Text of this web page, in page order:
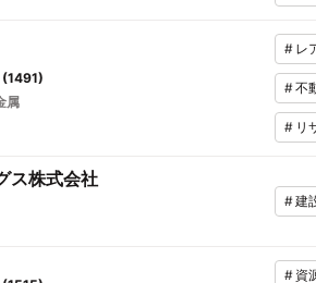
(1491)
属
# レ
#不
# リ
ス株式会社
#建
# 資